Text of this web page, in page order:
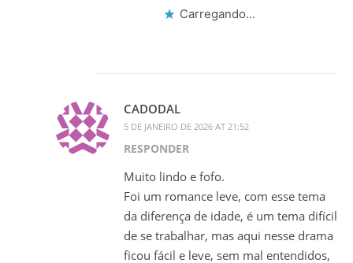
Carregando...
CADODAL
5 DE JANEIRO DE 2026 AT 21:52
RESPONDER
Muito lindo e fofo.
Foi um romance leve, com esse tema
da diferença de idade, é um tema difícil
de se trabalhar, mas aqui nesse drama
ficou fácil e leve, sem mal entendidos,